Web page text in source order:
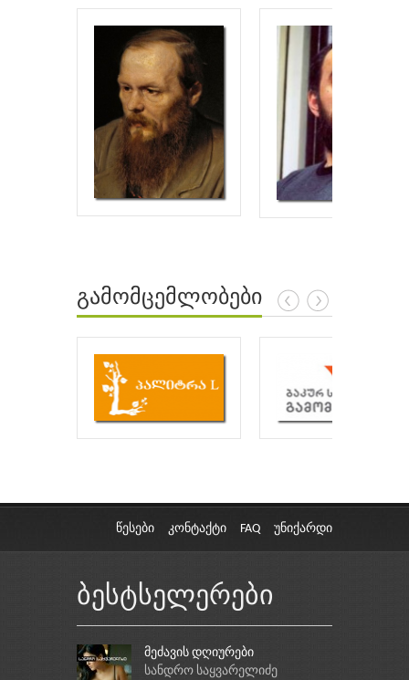
გამომცემლობები
წესები კონტაქტი FAQ უნიქარდი
ბესტსელერები
მეძავის დღიურები
სანდრო საყვარელიძე